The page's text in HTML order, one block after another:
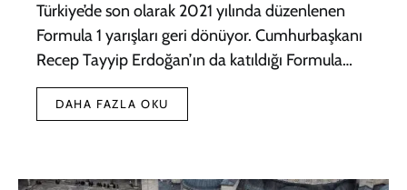
Türkiye’de son olarak 2021 yılında düzenlenen
Formula 1 yarışları geri dönüyor. Cumhurbaşkanı
Recep Tayyip Erdoğan’ın da katıldığı Formula…
DAHA FAZLA OKU